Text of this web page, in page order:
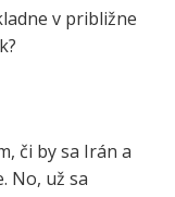
v približne
či by sa Irán a
No, už sa